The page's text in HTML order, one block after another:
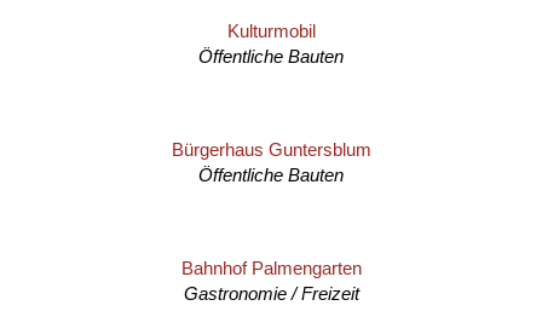
Kulturmobil
Öffentliche Bauten
Bürgerhaus Guntersblum
Öffentliche Bauten
Bahnhof Palmengarten
Gastronomie / Freizeit